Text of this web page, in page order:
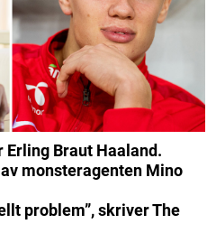
Braut Haaland.
monsteragenten Mino
problem”, skriver The